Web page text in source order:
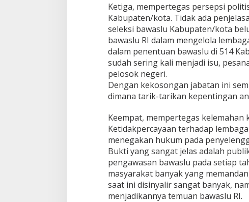
Ketiga, mempertegas persepsi
Kabupaten/kota. Tidak ada
seleksi bawaslu Kabupaten/kota
bawaslu RI dalam mengelola
dalam penentuan bawaslu di 514
sudah sering kali menjadi isu,
pelosok negeri.
Dengan kekosongan jabatan ini
dimana tarik-tarikan kepentingan
Keempat, mempertegas kelemahan
Ketidakpercayaan terhadap
menegakan hukum pada
Bukti yang sangat jelas adalah
pengawasan bawaslu pada setiap
masyarakat banyak yang
saat ini disinyalir sangat banyak,
menjadikannya temuan bawaslu RI.